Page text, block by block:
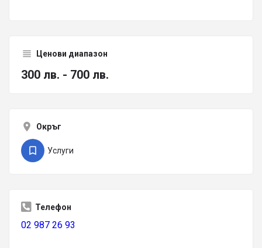
Ценови диапазон
300 лв. - 700 лв.
Окръг
Услуги
Телефон
02 987 26 93